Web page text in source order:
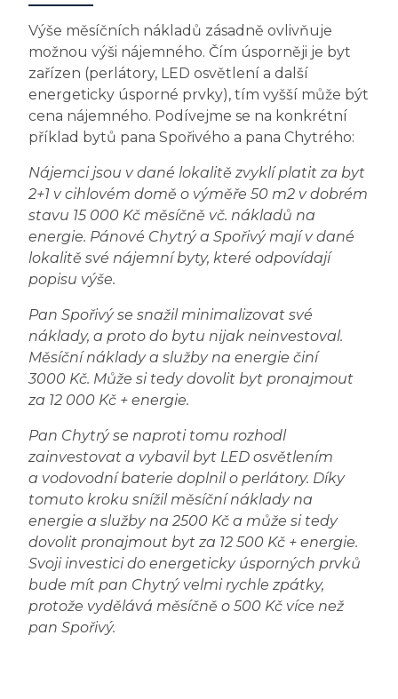
Výše měsíčních nákladů zásadně ovlivňuje
možnou výši nájemného. Čím úsporněji je byt
zařízen (perlátory, LED osvětlení a další
energeticky úsporné prvky), tím vyšší může být
cena nájemného. Podívejme se na konkrétní
příklad bytů pana Spořivého a pana Chytrého:
Nájemci jsou v dané lokalitě zvyklí platit za byt
2+1 v cihlovém domě o výměře 50 m2 v dobrém
stavu 15 000 Kč měsíčně vč. nákladů na
energie. Pánové Chytrý a Spořivý mají v dané
lokalitě své nájemní byty, které odpovídají
popisu výše.
Pan Spořivý se snažil minimalizovat své
náklady, a proto do bytu nijak neinvestoval.
Měsíční náklady a služby na energie činí
3000 Kč. Může si tedy dovolit byt pronajmout
za 12 000 Kč + energie.
Pan Chytrý se naproti tomu rozhodl
zainvestovat a vybavil byt LED osvětlením
a vodovodní baterie doplnil o perlátory. Díky
tomuto kroku snížil měsíční náklady na
energie a služby na 2500 Kč a může si tedy
dovolit pronajmout byt za 12 500 Kč + energie.
Svoji investici do energeticky úsporných prvků
bude mít pan Chytrý velmi rychle zpátky,
protože vydělává měsíčně o 500 Kč více než
pan Spořivý.